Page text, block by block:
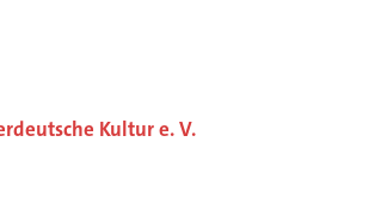
Kultur e. V.